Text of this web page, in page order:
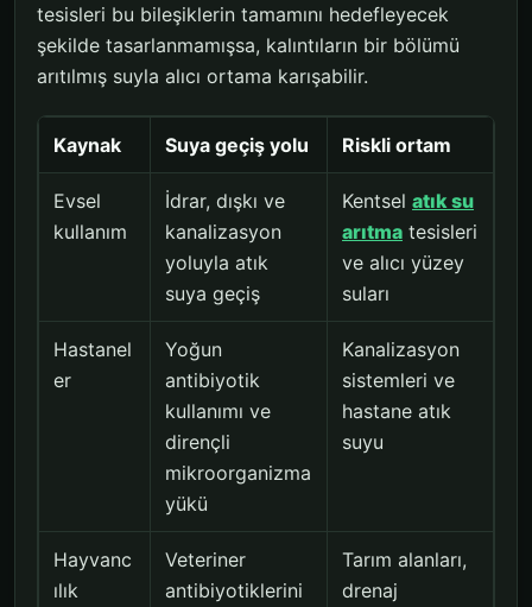
tesisleri bu bileşiklerin tamamını hedefleyecek
şekilde tasarlanmamışsa, kalıntıların bir bölümü
arıtılmış suyla alıcı ortama karışabilir.
Kaynak Suya geçiş yolu Riskli ortam
Evsel
kullanım
İdrar, dışkı ve
kanalizasyon
yoluyla atık
suya geçiş
Kentsel atık su
arıtma tesisleri
ve alıcı yüzey
suları
Hastanel
er
Yoğun
antibiyotik
kullanımı ve
dirençli
mikroorganizma
yükü
Kanalizasyon
sistemleri ve
hastane atık
suyu
Hayvanc
ılık
Veteriner
antibiyotiklerini
Tarım alanları,
drenaj